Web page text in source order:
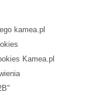
kamea.pl
Kamea.pl